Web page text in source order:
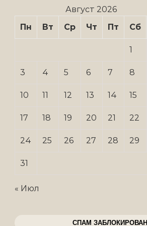
Август 2026
Пн
Вт Ср Чт Пт Сб
1
3 4 5 6 7 8
10 11 12 13 14 15
17 18 19 20 21 22
24 25 26 27 28 29
31
« Июл
СПАМ ЗАБЛОКИРОВАН